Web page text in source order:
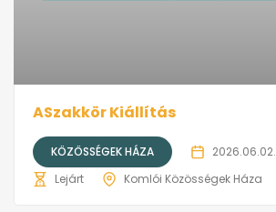
ASzakkör Kiállítás
KÖZÖSSÉGEK HÁZA 2026.06.02.
Lejárt
Komlói Közösségek Háza